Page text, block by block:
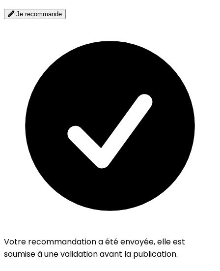
Je recommande
Votre recommandation a été envoyée, elle est
soumise à une validation avant la publication.